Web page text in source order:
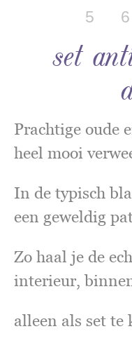
set
Prachtige oude
heel mooi
In de typisch
een geweldig
Zo haal je de
interieur,
alleen als set te